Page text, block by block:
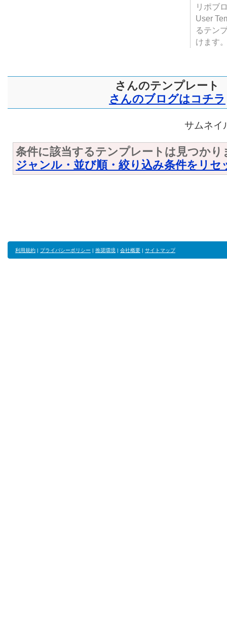
リポブ
User
るテン
けます
さんのテンプレート
さんのブログはコチラ
サムネイ
条件に該当するテンプレートは見つかり
ジャンル・並び順・絞り込み条件をリセ
利用規約 | プライバシーポリシー | 推奨環境 | 会社概要 | サイトマップ